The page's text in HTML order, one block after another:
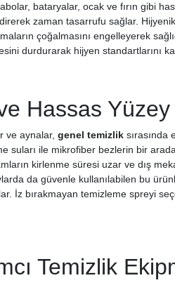
bataryalar, ocak ve fırın gibi
zaman tasarrufu sağlar.
çoğalmasını engelleyerek
durdurarak hijyen standartlarını
Hassas
ve aynalar, genel temizlik sırasında
suları ile mikrofiber bezlerin bir
kirlenme süresi uzar ve dış
da güvenle kullanılabilen bu
İz bırakmayan temizleme spreyi
Temizlik